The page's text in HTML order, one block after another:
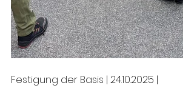
Festigung der Basis | 24.10.2025 |